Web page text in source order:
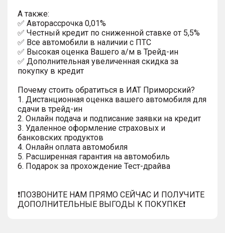
А также:
✅ Авторассрочка 0,01%
✅ Честный кредит по сниженной ставке от 5,5%
✅ Все автомобили в наличии с ПТС
✅ Высокая оценка Вашего а/м в Трейд-ин
✅ Дополнительная увеличенная скидка за
покупку в кредит
Почему стоить обратиться в ИАТ Приморский?
1. Дистанционная оценка вашего автомобиля для
сдачи в трейд-ин
2. Онлайн подача и подписание заявки на кредит
3. Удаленное оформление страховых и
банковских продуктов
4. Онлайн оплата автомобиля
5. Расширенная гарантия на автомобиль
6. Подарок за прохождение Тест-драйва
❗️ПОЗВОНИТЕ НАМ ПРЯМО СЕЙЧАС И ПОЛУЧИТЕ
ДОПОЛНИТЕЛЬНЫЕ ВЫГОДЫ К ПОКУПКЕ❗️